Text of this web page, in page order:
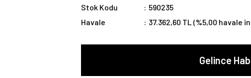
Stok Kodu
590235
Havale
37.362,60 TL (%5,00 havale
Gelince